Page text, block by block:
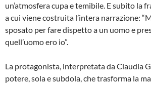
un’atmosfera cupa e temibile. E subito la
a cui viene costruita l’intera narrazione:
sposato per fare dispetto a un uomo e
quell’uomo ero io”.
La protagonista, interpretata da Claudia
potere, sola e subdola, che trasforma la